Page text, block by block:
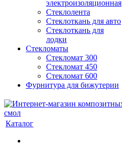
электроизоляционная
Стеклолента
Стеклоткань для авто
Стеклоткань для
лодки
Стекломаты
Стекломат 300
Стекломат 450
Стекломат 600
Фурнитура для бижутерии
Каталог